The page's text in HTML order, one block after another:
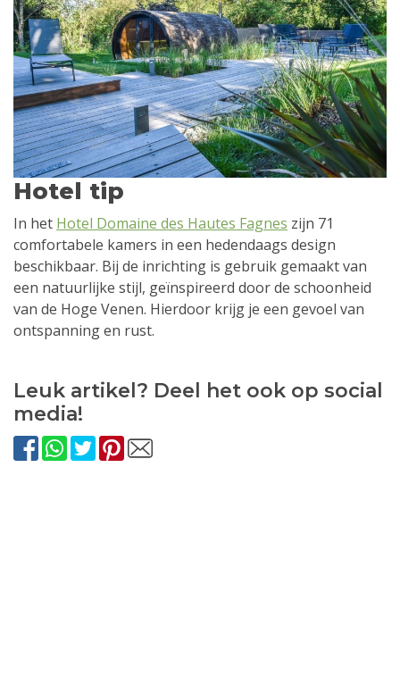
Hotel tip
In het Hotel Domaine des Hautes Fagnes zijn 71
comfortabele kamers in een hedendaags design
beschikbaar. Bij de inrichting is gebruik gemaakt van
een natuurlijke stijl, geïnspireerd door de schoonheid
van de Hoge Venen. Hierdoor krijg je een gevoel van
ontspanning en rust.
Leuk artikel? Deel het ook op social
media!